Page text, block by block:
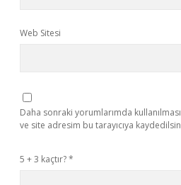
Web Sitesi
Daha sonraki yorumlarımda
ve site adresim bu tarayıcıya
5 + 3 kaçtır?*